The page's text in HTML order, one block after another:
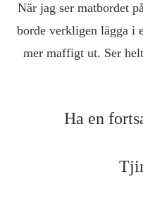
När jag ser matbordet
borde verkligen lägga i
mer maffigt ut. Ser
Ha en